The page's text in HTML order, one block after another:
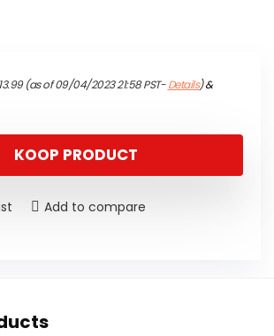
(as of 09/04/2023 21:58 PST-Details)&
KOOP PRODUCT
Add to compare